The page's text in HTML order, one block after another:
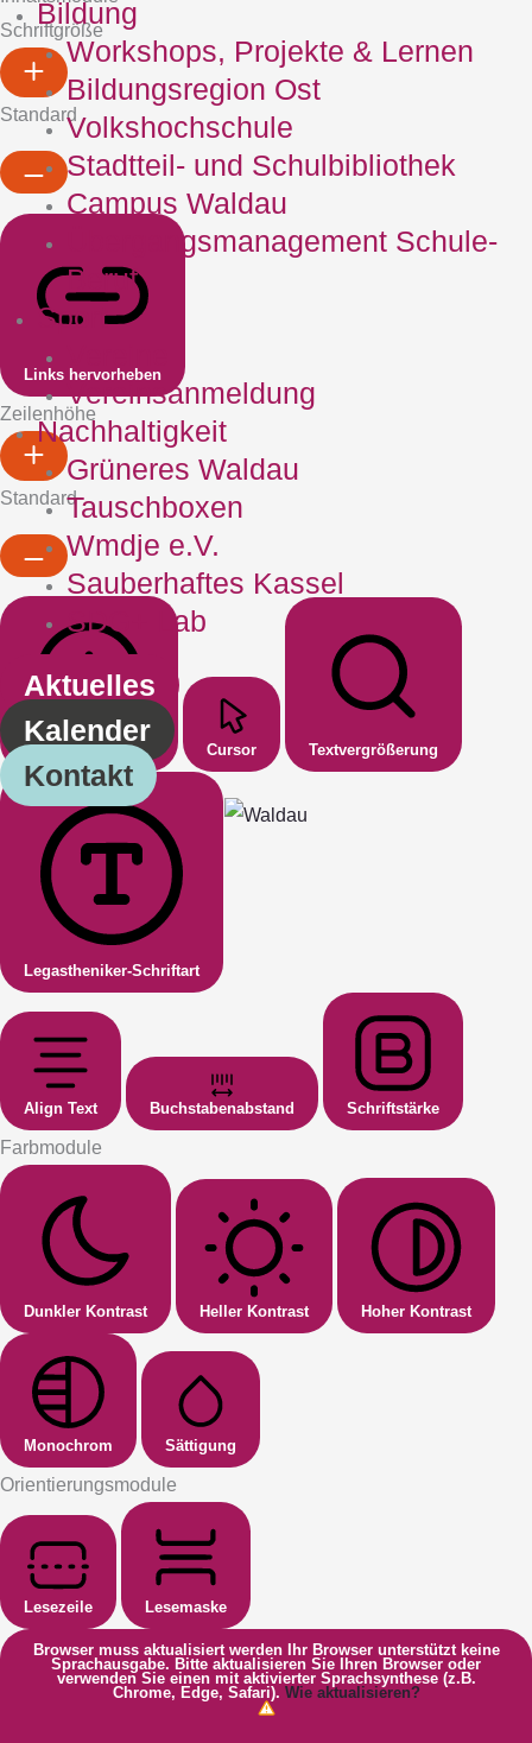
Bildung
Workshops, Projekte & Lernen
Bildungsregion Ost
Volkshochschule
Stadtteil- und Schulbibliothek
Campus Waldau
Übergangsmanagement Schule‐
Beruf
Sport
Vereinsanmeldung
Nachhaltigkeit
Grüneres Waldau
Tauschboxen
Wmdje e.V.
Sauberhaftes Kassel
SDG+ Lab
Aktuelles
Kalender
Kontakt
Schriftgröße
Standard
Links hervorheben
Zeilenhöhe
Standard
Lesbare Schriftart Cursor Textvergrößerung
Legastheniker-Schriftart
Align Text Buchstabenabstand Schriftstärke
Farbmodule
Dunkler Kontrast Heller Kontrast Hoher Kontrast
Monochrom Sättigung
Orientierungsmodule
Lesezeile Lesemaske
Browser muss aktualisiert werden
Ihr Browser unterstützt keine
Sprachausgabe. Bitte aktualisieren Sie Ihren Browser oder
verwenden Sie einen mit aktivierter Sprachsynthese (z.B.
Chrome, Edge, Safari). Wie aktualisieren?